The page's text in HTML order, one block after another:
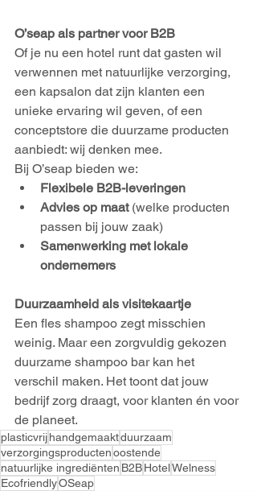
O’seap als partner voor B2B
Of je nu een hotel runt dat gasten wil
verwennen met natuurlijke verzorging,
een kapsalon dat zijn klanten een
unieke ervaring wil geven, of een
conceptstore die duurzame producten
aanbiedt: wij denken mee.
Bij O’seap bieden we:
Flexibele B2B-leveringen
Advies op maat (welke producten
passen bij jouw zaak)
Samenwerking met lokale
ondernemers
Duurzaamheid als visitekaartje
Een fles shampoo zegt misschien
weinig. Maar een zorgvuldig gekozen
duurzame shampoo bar kan het
verschil maken. Het toont dat jouw
bedrijf zorg draagt, voor klanten én voor
de planeet.
plasticvrijhandgemaaktduurzaam
verzorgingsproductenoostende
natuurlijke ingrediënten B2BHotelWelness
EcofriendlyOSeap